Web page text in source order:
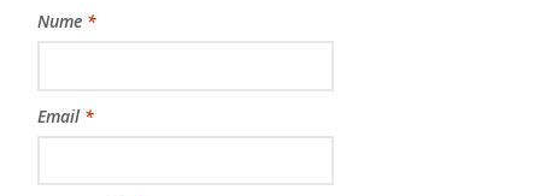
Nume *
Email *